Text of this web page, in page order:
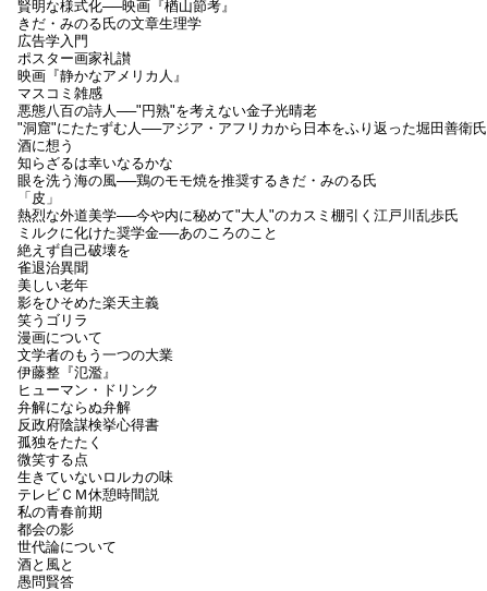
賢明な様式化──映画『楢山節考』
きだ・みのる氏の文章生理学
広告学入門
ポスター画家礼讃
映画『静かなアメリカ人』
マスコミ雑感
悪態八百の詩人──"円熟"を考えない金子光晴老
"洞窟"にたたずむ人──アジア・アフリカから日本をふり返った堀田善衛氏
酒に想う
知らざるは幸いなるかな
眼を洗う海の風──鶏のモモ焼を推奨するきだ・みのる氏
「皮」
熱烈な外道美学──今や内に秘めて"大人"のカスミ棚引く江戸川乱歩氏
ミルクに化けた奨学金──あのころのこと
絶えず自己破壊を
雀退治異聞
美しい老年
影をひそめた楽天主義
笑うゴリラ
漫画について
文学者のもう一つの大業
伊藤整『氾濫』
ヒューマン・ドリンク
弁解にならぬ弁解
反政府陰謀検挙心得書
孤独をたたく
微笑する点
生きていないロルカの味
テレビＣＭ休憩時間説
私の青春前期
都会の影
世代論について
酒と風と
愚問賢答